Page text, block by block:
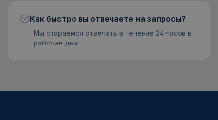
Как быстро вы отвечаете на запросы?
Мы стараемся отвечать в течение 24 часов в
рабочие дни.